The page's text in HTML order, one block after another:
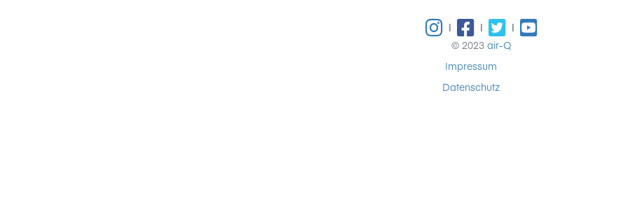
| |
|
© 2023 air-Q
Impressum
Datenschutz